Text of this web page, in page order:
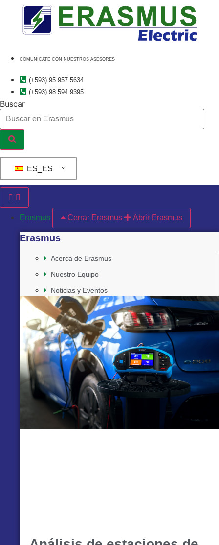
contenido
COMUNICATE CON NUESTROS ASESORES
(+593) 95 957 5634
(+593) 98 594 9395
Buscar
ES_ES
Erasmus Cerrar Erasmus Abrir Erasmus
Erasmus
Acerca de Erasmus
Nuestro Equipo
Noticias y Eventos